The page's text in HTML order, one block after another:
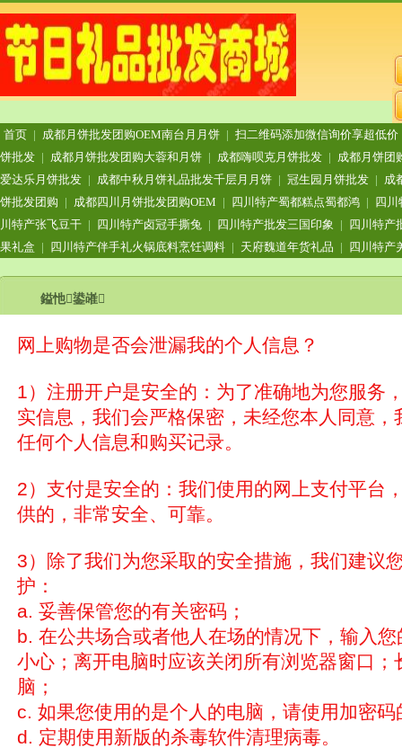
首页 | 成都月饼批发团购OEM南台月月饼 | 扫二维码添加微信询价享超低价
饼批发 | 成都月饼批发团购大蓉和月饼 | 成都嗨呗克月饼批发 | 成都月饼团
爱达乐月饼批发 | 成都中秋月饼礼品批发千层月月饼 | 冠生园月饼批发 | 成
饼批发团购 | 成都四川月饼批发团购OEM | 四川特产蜀都糕点蜀都鸿 | 四川
川特产张飞豆干 | 四川特产卤冠手撕兔 | 四川特产批发三国印象 | 四川特产
果礼盒 | 四川特产伴手礼火锅底料烹饪调料 | 天府魏道年货礼品 | 四川特产
鎰忚鍙嶉
网上购物是否会泄漏我的个人信息？
1）注册开户是安全的：为了准确地为您服务
实信息，我们会严格保密，未经您本人同意
任何个人信息和购买记录。
2）支付是安全的：我们使用的网上支付平台
供的，非常安全、可靠。
3）除了我们为您采取的安全措施，我们建议
护：
a. 妥善保管您的有关密码；
b. 在公共场合或者他人在场的情况下，输入
小心；离开电脑时应该关闭所有浏览器窗口
脑；
c. 如果您使用的是个人的电脑，请使用加密
d. 定期使用新版的杀毒软件清理病毒。